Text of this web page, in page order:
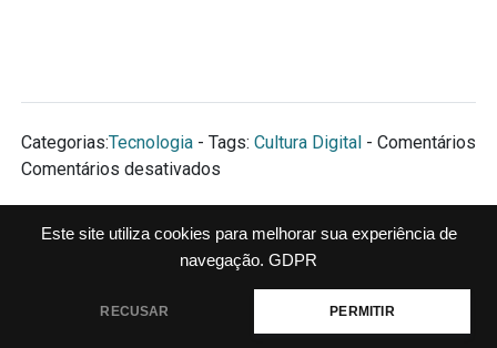
Este site utiliza cookies para melhorar sua experiência de
navegação. GDPR
RECUSAR PERMITIR
Categorias:Tecnologia- Tags: Cultura Digital- Comentários
Comentários desativadosem
cabeça
Anterior Seguinte
NOS SIGA